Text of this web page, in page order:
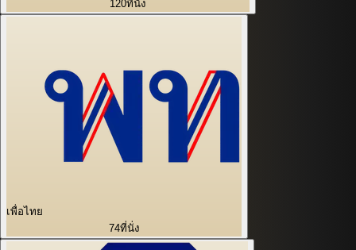
120ที่นั่ง
เพื่อไทย
74ที่นั่ง